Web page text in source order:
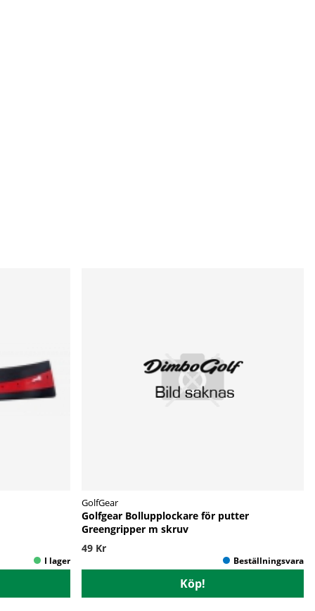
GolfGear
Golfgear Bollupplockare för putter
Greengripper m skruv
49 Kr
Köp!